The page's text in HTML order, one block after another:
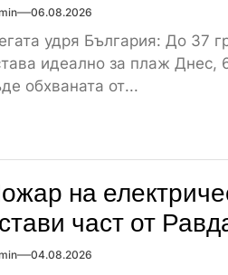
06.08.2026
удря България: До 37
идеално за плаж Днес,
обхваната от...
на
част от
04.08.2026